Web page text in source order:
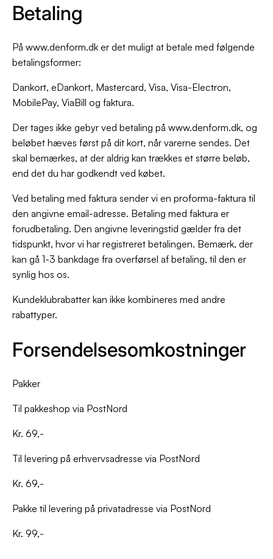
Betaling
På www.denform.dk er det muligt at betale med følgende
betalingsformer:
Dankort, eDankort, Mastercard, Visa, Visa-Electron,
MobilePay, ViaBill og faktura.
Der tages ikke gebyr ved betaling på www.denform.dk, og
beløbet hæves først på dit kort, når varerne sendes. Det
skal bemærkes, at der aldrig kan trækkes et større beløb,
end det du har godkendt ved købet.
Ved betaling med faktura sender vi en proforma-faktura til
den angivne email-adresse. Betaling med faktura er
forudbetaling. Den angivne leveringstid gælder fra det
tidspunkt, hvor vi har registreret betalingen. Bemærk, der
kan gå 1-3 bankdage fra overførsel af betaling, til den er
synlig hos os.
Kundeklubrabatter kan ikke kombineres med andre
rabattyper.
Forsendelsesomkostninger
Pakker
Til pakkeshop via PostNord
Kr. 69,-
Til levering på erhvervsadresse via PostNord
Kr. 69,-
Pakke til levering på privatadresse via PostNord
Kr. 99,-